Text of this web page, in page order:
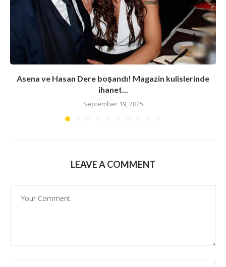
Asena ve Hasan Dere boşandı! Magazin kulislerinde
ihanet...
September 19, 2025
LEAVE A COMMENT